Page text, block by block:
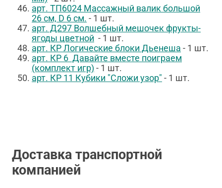
арт. ТП6024 Массажный валик большой
26 см, D 6 см. - 1 шт.
арт. Д297 Волшебный мешочек фрукты-
ягоды цветной - 1 шт.
арт. КР Логические блоки Дьенеша - 1 шт.
арт. КР 6 Давайте вместе поиграем
(комплект игр) - 1 шт.
арт. КР 11 Кубики "Сложи узор" - 1 шт.
Доставка транспортной
компанией